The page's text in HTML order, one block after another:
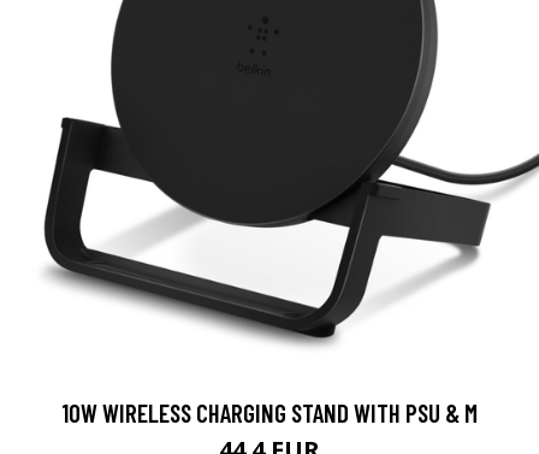
10W WIRELESS CHARGING STAND WITH PSU & M